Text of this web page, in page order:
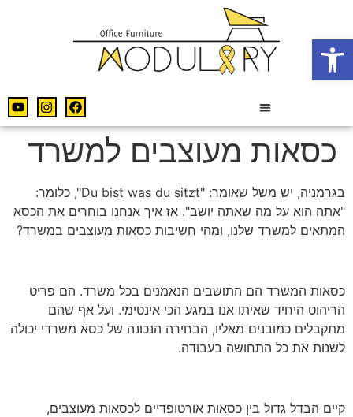
פתח סרגל נגישות
כסאות מעוצבים למשרד
בגרמניה, יש משל שאומר: "Du bist was du sitzt", כלומר:
"אתה הוא על מה שאתה יושב". אז איך אנחנו בוחרים את הכסא
המתאים למשרד שלנו, ומהי חשיבות כסאות מעוצבים במשרד?
כסאות המשרד הם התושבים הנאמנים בכל משרד. הם פריט
הריהוט היחיד שאיתו אנו במגע הכי אינטימי. ועל אף שהם
מתקבלים כמובנים מאליו, הבחירה הנכונה של כסא משרדי יכולה
לשנות את כל התחושה בעבודה.
קיים הבדל גדול בין כסאות אורטופדיים לכסאות מעוצבים,